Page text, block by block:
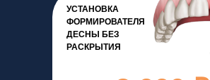
УСТАНОВКА
ФОРМИРОВАТЕЛЯ
ДЕСНЫ БЕЗ
РАСКРЫТИЯ